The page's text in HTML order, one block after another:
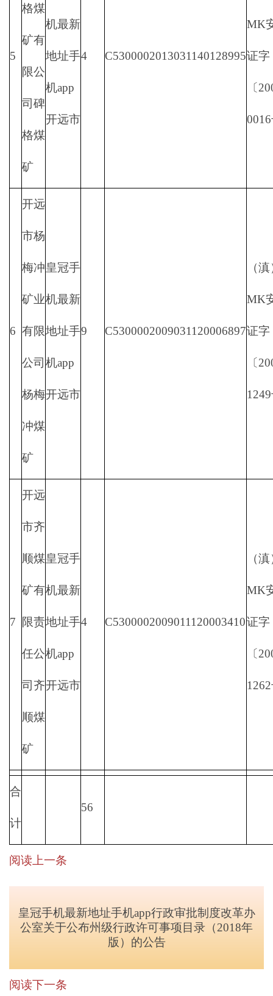
5
格煤
矿有
限公
司碑
格煤
矿
机最新
地址手
机app
开远市
4 C5300002013031140128995
MK
证字
〔
6
开远
市杨
梅冲
矿业
有限
公司
杨梅
冲煤
矿
皇冠手
机最新
地址手
机app
开远市
9 C5300002009031120006897
（
MK
证字
〔
7
开远
市齐
顺煤
矿有
限责
任公
司齐
顺煤
矿
皇冠手
机最新
地址手
机app
开远市
4 C5300002009011120003410
（
MK
证字
〔
合
计
56
阅读上一条
皇冠手机最新地址手机app行政审批制度改革办
公室关于公布州级行政许可事项目录（2018年
版）的公告
阅读下一条